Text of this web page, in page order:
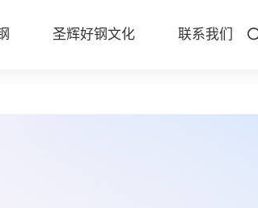
圣辉好钢文化 联系我们